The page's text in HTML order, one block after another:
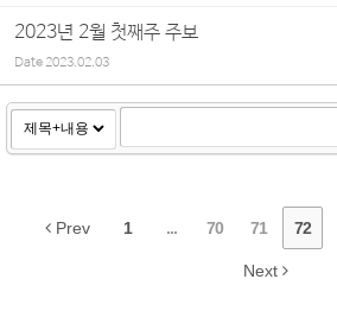
2023년 2월 첫째주 주보
Date2023.02.03
Prev 1 ... 70 71 72
Next